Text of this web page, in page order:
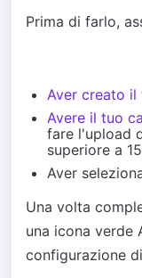
Prima di farlo,
Aver creato il
Avere il tuo
fare l'upload
superiore a
Aver
Una volta
una icona verde
configurazione